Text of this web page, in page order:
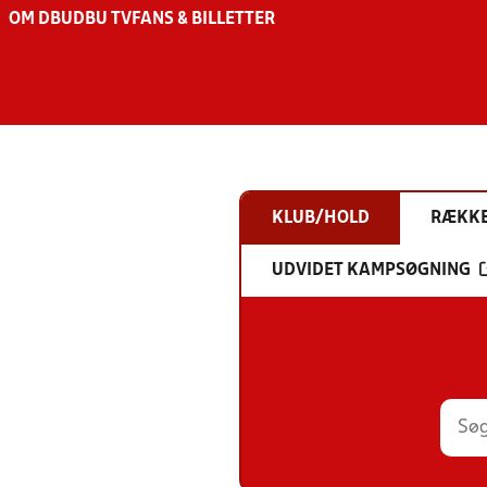
OM DBU DBU TV FANS & BILLETTER
KLUB/HOLD
UDVIDET KAMPSØGNING